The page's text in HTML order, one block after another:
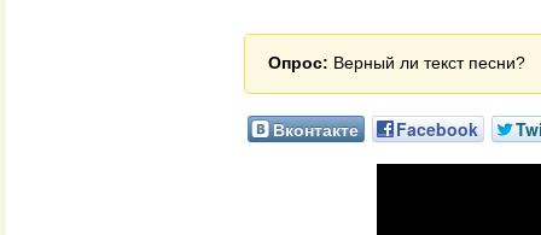
Опрос: Верный ли текст песни?
Вконтакте Facebook